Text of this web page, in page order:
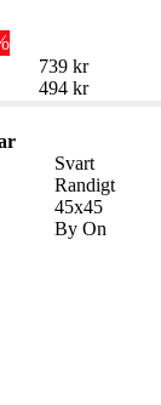
739 kr
494 kr
Svart
Randigt
45x45
By On